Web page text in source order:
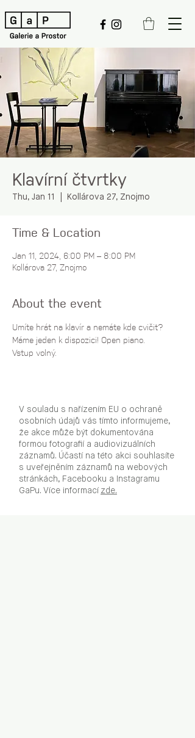
Klavírní čtvrtky
Thu, Jan 11 Kollárova 27, Znojmo
Time & Location
Jan 11, 2024, 6:00 PM – 8:00 PM
Kollárova 27, Znojmo
About the event
Umíte hrát na klavír a nemáte kde cvičit?
Máme jeden k dispozici! Open piano.
Vstup volný.
V souladu s nařízením EU o ochraně
osobních údajů vás tímto informujeme,
že akce může být dokumentována
formou fotografií a audiovizuálních
záznamů. Účastí na této akci souhlasíte
s uveřejněním záznamů na webových
stránkách, Facebooku a Instagramu
GaPu. Více informací zde.